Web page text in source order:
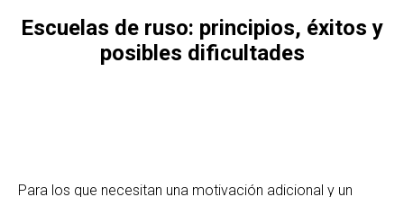
Escuelas de ruso: principios, éxitos y
posibles dificultades
Para los que necesitan una motivación adicional y un